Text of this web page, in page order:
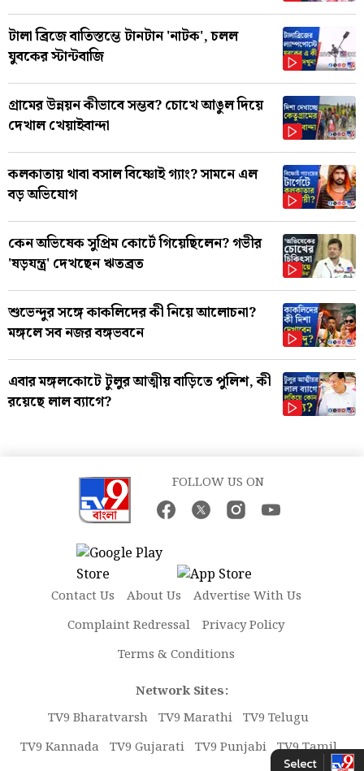
টালা ব্রিজে বাতিস্তম্ভে টানটান 'নাটক', চলল
যুবকের স্টান্টবাজি
গ্রামের উন্নয়ন কীভাবে সম্ভব? চোখে আঙুল দিয়ে
দেখাল খেয়াইবান্দা
কলকাতায় থাবা বসাল বিষ্ণোই গ্যাং? সামনে এল
বড় অভিযোগ
কেন অভিষেক সুপ্রিম কোর্টে গিয়েছিলেন? গভীর
'ষড়যন্ত্র' দেখছেন ঋতব্রত
শুভেন্দুর সঙ্গে কাকলিদের কী নিয়ে আলোচনা?
মঙ্গলে সব নজর বঙ্গভবনে
এবার মঙ্গলকোটে টুলুর আত্মীয় বাড়িতে পুলিশ, কী
রয়েছে লাল ব্যাগে?
FOLLOW US ON
Contact Us About Us
Advertise With Us
Complaint Redressal
Privacy Policy
Terms & Conditions
Network Sites:
TV9 Bharatvarsh TV9 Marathi TV9 Telugu
TV9 Kannada TV9 Gujarati TV9 Punjabi TV9 Tamil